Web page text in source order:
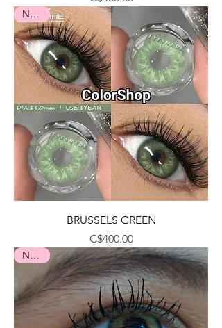
Nuevo
BRUSSELS GREEN
Precio
C$400.00
Nuevo